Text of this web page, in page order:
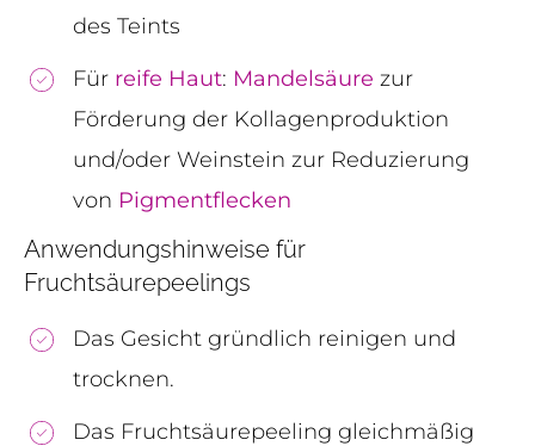
des Teints
Für reife Haut: Mandelsäure zur
Förderung der Kollagenproduktion
und/oder Weinstein zur Reduzierung
von Pigmentflecken
Anwendungshinweise für
Fruchtsäurepeelings
Das Gesicht gründlich reinigen und
trocknen.
Das Fruchtsäurepeeling gleichmäßig